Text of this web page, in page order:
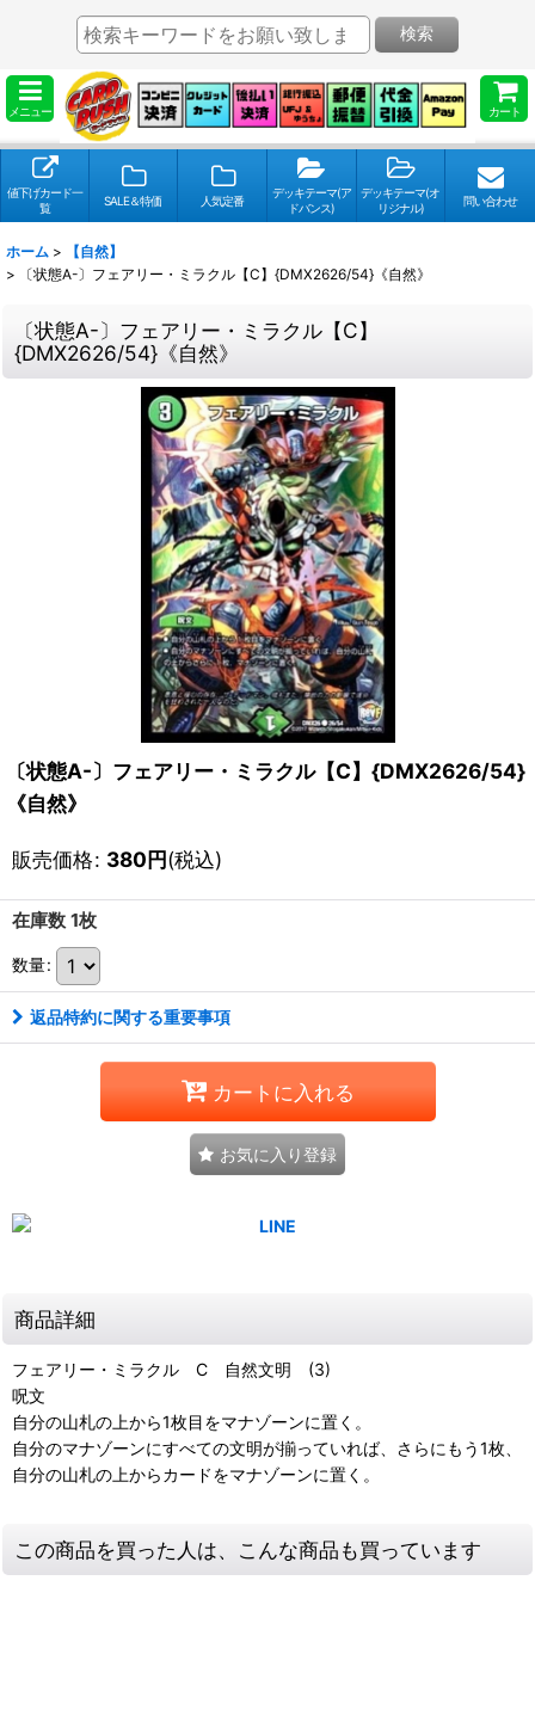
メニュー カート
検索
値下げカード一
覧
SALE＆特価 人気定番
デッキテーマ(ア
ドバンス)
デッキテーマ(オ
リジナル)
問い合わせ
ホーム >
【自然】
>
〔状態A-〕フェアリー・ミラクル【C】{DMX2626/54}《自然》
〔状態A-〕フェアリー・ミラクル【C】
{DMX2626/54}《自然》
〔状態A-〕フェアリー・ミラクル【C】{DMX2626/54}
《自然》
販売価格: 380円(税込)
在庫数 1枚
数量:
返品特約に関する重要事項
カートに入れる
お気に入り登録
商品詳細
フェアリー・ミラクル C 自然文明 (3)
呪文
自分の山札の上から1枚目をマナゾーンに置く。
自分のマナゾーンにすべての文明が揃っていれば、さらにもう1枚、
自分の山札の上からカードをマナゾーンに置く。
この商品を買った人は、こんな商品も買っています